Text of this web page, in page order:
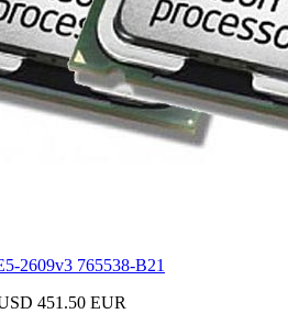
2609v3 765538-B21
451.50 EUR